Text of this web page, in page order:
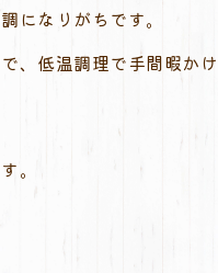
になりがちです。
、低温調理で手間暇かけ
。